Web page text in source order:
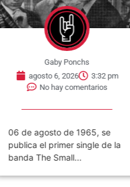
Gaby Ponchs
agosto 6, 2026
3:32 pm
No hay comentarios
06 de agosto de 1965, se
publica el primer single de la
banda The Small...